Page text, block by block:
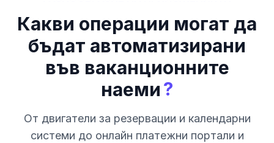
Какви операции могат да
бъдат автоматизирани
във ваканционните
наеми?
От двигатели за резервации и календарни
системи до онлайн платежни портали и